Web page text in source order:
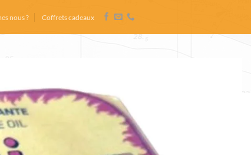
nous ? Coffrets cadeaux
fine portugaise